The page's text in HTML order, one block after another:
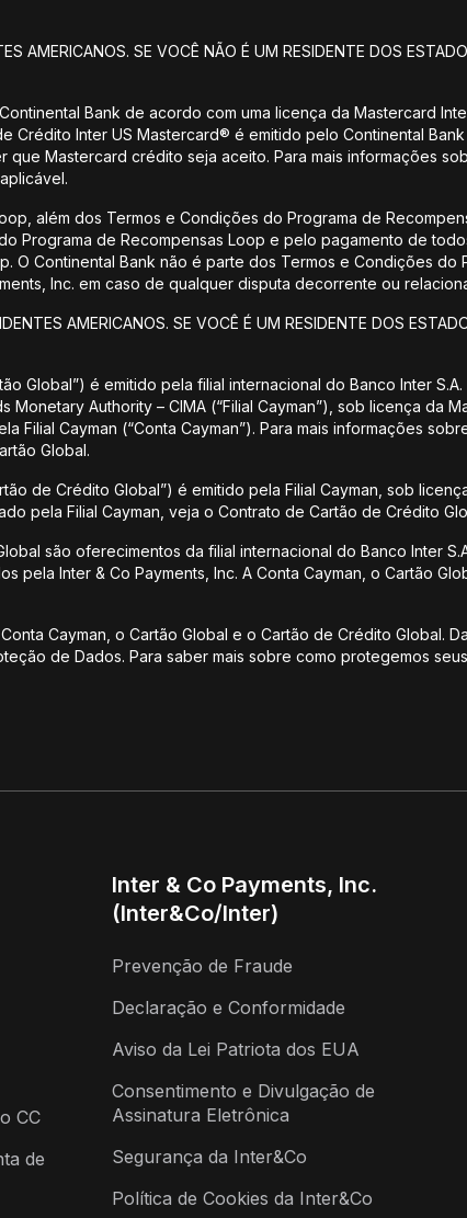
AMERICANOS. SE VOCÊ NÃO É UM RESIDENTE DOS
Bank de acordo com uma licença da Mastercard
Crédito Inter US Mastercard® é emitido pelo Continental
Mastercard crédito seja aceito. Para mais informações
além dos Termos e Condições do Programa de
Programa de Recompensas Loop e pelo pagamento de
O Continental Bank não é parte dos Termos e Condições
Inc. em caso de qualquer disputa decorrente ou
AMERICANOS. SE VOCÊ É UM RESIDENTE DOS
Global”) é emitido pela filial internacional do Banco Inter
Monetary Authority – CIMA (“Filial Cayman”), sob licença da
Filial Cayman (“Conta Cayman”). Para mais informações
Global.
de Crédito Global”) é emitido pela Filial Cayman, sob
pela Filial Cayman, veja o Contrato de Cartão de Crédito
são oferecimentos da filial internacional do Banco Inter
pela Inter & Co Payments, Inc. A Conta Cayman, o Cartão
Cayman, o Cartão Global e o Cartão de Crédito Global.
de Dados. Para saber mais sobre como protegemos
CC
de
Inter & Co Payments, Inc.
(Inter&Co/Inter)
Prevenção de Fraude
Declaração e Conformidade
Aviso da Lei Patriota dos EUA
Consentimento e Divulgação de
Assinatura Eletrônica
Segurança da Inter&Co
Política de Cookies da Inter&Co